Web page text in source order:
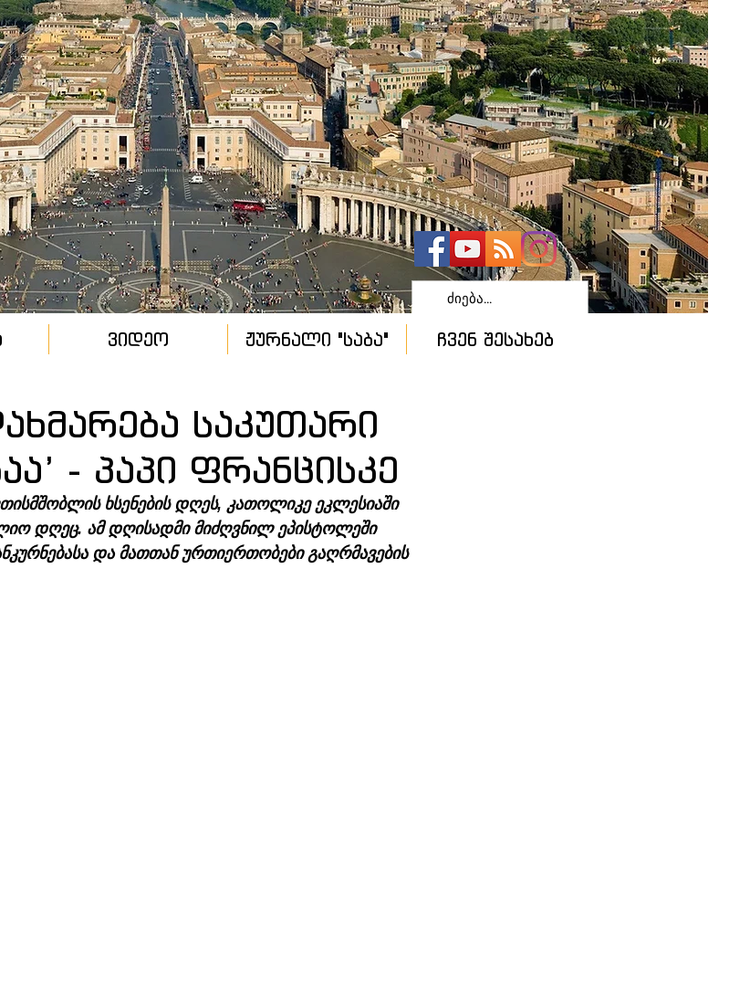
ვიდეო ჟურნალი "საბა" ჩვენ შესახებ
საკუთარი
- პაპი ფრანცისკე
ხსენების დღეს, კათოლიკე ეკლესიაში
დღეც. ამ დღისადმი მიძღვნილ ეპისტოლეში
და მათთან ურთიერთობები გაღრმავების